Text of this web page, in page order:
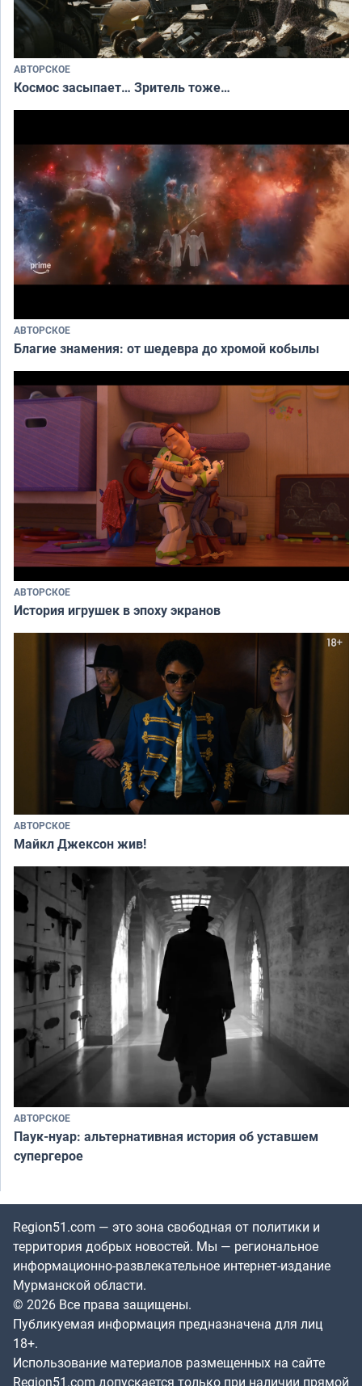
АВТОРСКОЕ
Космос засыпает… Зритель тоже…
АВТОРСКОЕ
Благие знамения: от шедевра до хромой кобылы
АВТОРСКОЕ
История игрушек в эпоху экранов
АВТОРСКОЕ
Майкл Джексон жив!
АВТОРСКОЕ
Паук-нуар: альтернативная история об уставшем
супергерое
Region51.com — это зона свободная от политики и
территория добрых новостей. Мы — региональное
информационно-развлекательное интернет-издание
Мурманской области.
© 2026 Все права защищены.
Публикуемая информация предназначена для лиц
18+.
Использование материалов размещенных на сайте
Region51.com допускается только при наличии прямой